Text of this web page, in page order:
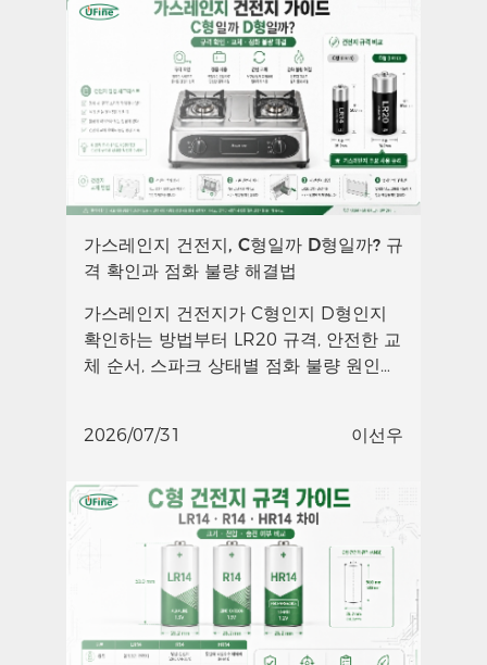
가스레인지 건전지, C형일까 D형일까? 규
격 확인과 점화 불량 해결법
가스레인지 건전지가 C형인지 D형인지
확인하는 방법부터 LR20 규격, 안전한 교
체 순서, 스파크 상태별 점화 불량 원인과
2026/07/31 이선우